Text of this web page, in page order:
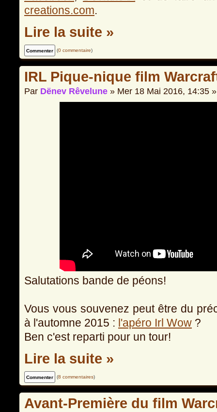
creations.com.
Lire la suite »
(0 commentaire)
IRL Pique-nique film
Par Dënev Rêvelune » Mer 18 Mai 2016, 14:35
Salutations bande de péons!
Vous vous souvenez peut être du
à l'automne 2015 : l'apéro Irl Wow ?
Ben c'est reparti pour un tour!
Lire la suite »
(8 commentaires)
Avant-Première du film